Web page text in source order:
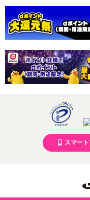
シリーズ最高の柔らかさ
軽いので干す時＆収納時
布団と一緒に畳めるので
す。
・原産国（最終加工地）
・原材料/材質/素材：ポ
・商品カラー：イエロー系
・使用方法：湿気を十分
らせ。天日で3-5時間干
し何度でも使えて経済的
注意事項
スマー